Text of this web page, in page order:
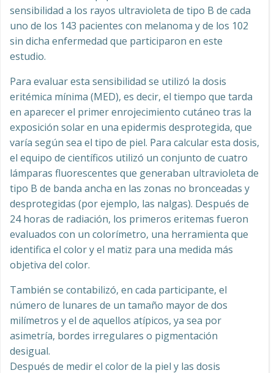
sensibilidad a los rayos ultravioleta de tipo B de cada
uno de los 143 pacientes con melanoma y de los 102
sin dicha enfermedad que participaron en este
estudio.
Para evaluar esta sensibilidad se utilizó la dosis
eritémica mínima (MED), es decir, el tiempo que tarda
en aparecer el primer enrojecimiento cutáneo tras la
exposición solar en una epidermis desprotegida, que
varía según sea el tipo de piel. Para calcular esta dosis,
el equipo de científicos utilizó un conjunto de cuatro
lámparas fluorescentes que generaban ultravioleta de
tipo B de banda ancha en las zonas no bronceadas y
desprotegidas (por ejemplo, las nalgas). Después de
24 horas de radiación, los primeros eritemas fueron
evaluados con un colorímetro, una herramienta que
identifica el color y el matiz para una medida más
objetiva del color.
También se contabilizó, en cada participante, el
número de lunares de un tamaño mayor de dos
milímetros y el de aquellos atípicos, ya sea por
asimetría, bordes irregulares o pigmentación
desigual.
Después de medir el color de la piel y las dosis